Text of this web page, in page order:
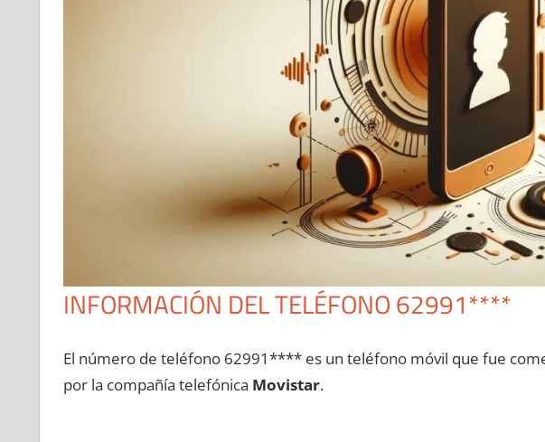
INFORMACIÓN DEL TELÉFONO 62991****
El número dе teléfono 62991**** es un teléfono móvil quе fue
pοr la compañía telefónica Movistar.